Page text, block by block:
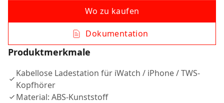
Wo zu kaufen
Dokumentation
Produktmerkmale
Kabellose Ladestation für iWatch / iPhone / TWS-
Kopfhörer
Material: ABS-Kunststoff